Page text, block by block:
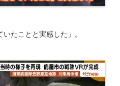
たことと実感した」。